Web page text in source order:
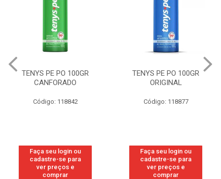
TENYS PE PO 100GR
CANFORADO
Código: 118842
Faça seu login ou
cadastre-se para
ver preços e
comprar
TENYS PE PO 100GR
ORIGINAL
Código: 118877
Faça seu login ou
cadastre-se para
ver preços e
comprar